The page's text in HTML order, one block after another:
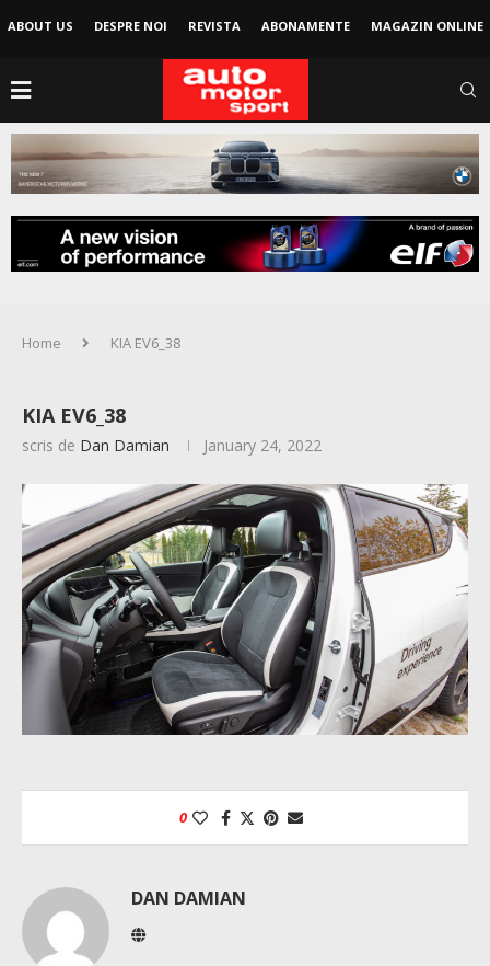
ABOUT US DESPRE NOI REVISTA ABONAMENTE MAGAZIN ONLINE
Home KIA EV6_38
KIA EV6_38
scris de Dan Damian January 24, 2022
0
DAN DAMIAN